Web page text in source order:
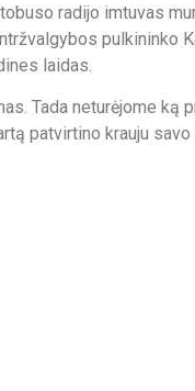
radijo imtuvas
pulkininko
laidas.
Tada neturėjome ką
patvirtino krauju